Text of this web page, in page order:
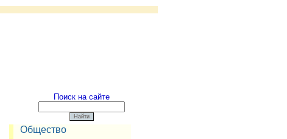
Поиск на сайте
Общество